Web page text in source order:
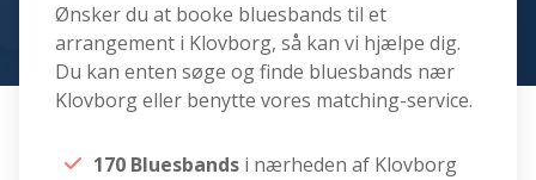
Ønsker du at booke bluesbands til et
arrangement i Klovborg, så kan vi hjælpe dig.
Du kan enten søge og finde bluesbands nær
Klovborg eller benytte vores matching-service.
170 Bluesbands i nærheden af Klovborg